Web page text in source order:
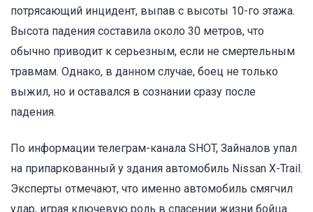
потрясающий инцидент, выпав с высоты 10-го этажа.
Высота падения составила около 30 метров, что
обычно приводит к серьезным, если не смертельным
травмам. Однако, в данном случае, боец не только
выжил, но и оставался в сознании сразу после
падения.
По информации телеграм-канала SHOT, Зайналов упал
на припаркованный у здания автомобиль Nissan X-Trail.
Эксперты отмечают, что именно автомобиль смягчил
удар, играя ключевую роль в спасении жизни бойца.